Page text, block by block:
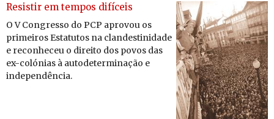
Resistir em tempos difíceis
O V Con­gresso do PCP aprovou os
pri­meiros Es­ta­tutos na clan­des­ti­ni­dade
e re­co­nheceu o di­reito dos povos das
ex-co­ló­nias à au­to­de­ter­mi­nação e
in­de­pen­dência.